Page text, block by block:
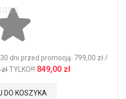
dni przed promocją: 799,00 zł /
TYLKO!!! 849,00 zł
DO KOSZYKA